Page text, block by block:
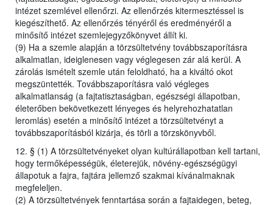
intézet szemlével ellenőrzi. Az ellenőrzés kitermesztéssel is
kiegészíthető. Az ellenőrzés tényéről és eredményéről a
minősítő intézet szemlejegyzőkönyvet állít ki.
(9) Ha a szemle alapján a törzsültetvény továbbszaporításra
alkalmatlan, ideiglenesen vagy véglegesen zár alá kerül. A
zárolás ismételt szemle után feloldható, ha a kiváltó okot
megszüntették. Továbbszaporításra való végleges
alkalmatlanság (a fajtatisztaságban, egészségi állapotban,
életerőben bekövetkezett lényeges és helyrehozhatatlan
leromlás) esetén a minősítő intézet a törzsültetvényt a
továbbszaporításból kizárja, és törli a törzskönyvből.
12. § (1) A törzsültetvényeket olyan kultúrállapotban kell tartani,
hogy termőképességük, életerejük, növény-egészségügyi
állapotuk a fajra, fajtára jellemző szakmai kívánalmaknak
megfeleljen.
(2) A törzsültetvények fenntartása során a fajtaidegen, beteg,